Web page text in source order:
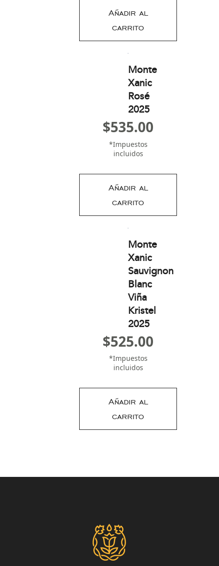
Añadir al
carrito
Monte
Xanic
Rosé
2025
$535.00
*Impuestos
incluidos
Añadir al
carrito
Monte
Xanic
Sauvignon
Blanc
Viña
Kristel
2025
$525.00
*Impuestos
incluidos
Añadir al
carrito